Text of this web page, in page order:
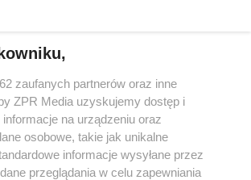
w serwisie nie może być powielany i
dalej rozpowszechniany w jakikolwiek sposób (w
lub mechaniczny) na jakimkolwiek polu
formie, włącznie z umieszczaniem w
zgody właściciela praw. Jakiekolwiek użycie lub
w całości lub w części z naruszeniem prawa,
jest zabronione pod groźbą kary i może być
zaufanych partnerów oraz inne
ZPR Media uzyskujemy dostęp i
na urządzeniu oraz
osobowe, takie jak unikalne
informacje wysyłane przez
przeglądania w celu zapewniania